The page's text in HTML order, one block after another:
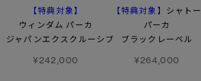
【特典対象】
ウィンダム パーカ
ジャパンエクスクルーシブ
¥242,000
【特典対象】
シャトー
パーカ
ブラックレーベル
¥264,000